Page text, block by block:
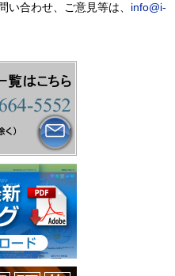
い合わせ、ご意見等は、 info@i-